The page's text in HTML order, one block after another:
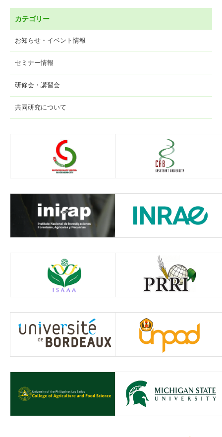
カテゴリー
お知らせ・イベント情報
セミナー情報
研修会・講習会
共同研究について